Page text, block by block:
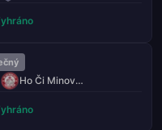
Ho Či Minovo Město